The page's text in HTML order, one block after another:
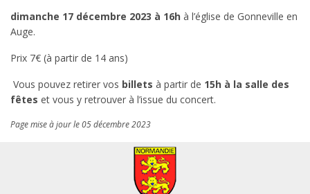
dimanche 17 décembre 2023 à 16h à l’église de Gonneville en
Auge.
Prix 7€ (à partir de 14 ans)
Vous pouvez retirer vos billets à partir de 15h à la salle des
fêtes et vous y retrouver à l’issue du concert.
Page mise à jour le 05 décembre 2023